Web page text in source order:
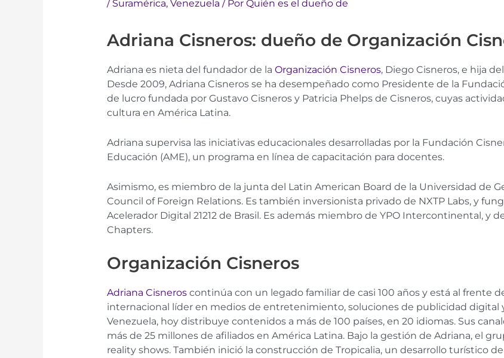
/ Suramérica​​, Venezuela / Por Quién es el dueño de
Adriana Cisneros: dueño de Organización
Adriana es nieta del fundador de la Organización Cisneros, Diego Cisneros, e hija
Desde 2009, Adriana Cisneros se ha desempeñado como Presidente de la
de lucro fundada por Gustavo Cisneros y Patricia Phelps de Cisneros, cuyas
cultura en América Latina.
Adriana supervisa las iniciativas educacionales desarrolladas por la Fundación
Educación (AME), un programa en línea de capacitación para docentes.
Asimismo, es miembro de la junta del Latin American Board de la Universidad de
Council of Foreign Relations. Es también inversionista privado de NXTP Labs, y
Acelerador Digital 21212 de Brasil. Es además miembro de YPO Intercontinental, y
Chapters.
Organización Cisneros
Adriana Cisneroscontinúa con un legado familiar de casi 100 años y está al frente
internacional líder en medios de entretenimiento, soluciones de publicidad digital
Venezuela, hoy distribuye contenidos a más de 100 países, en 20 idiomas. Sus
más de 25 millones de afiliados en América Latina. Bajo la gestión de Adriana, el
reality shows. También inició la construcción de Tropicalia, un desarrollo turístico